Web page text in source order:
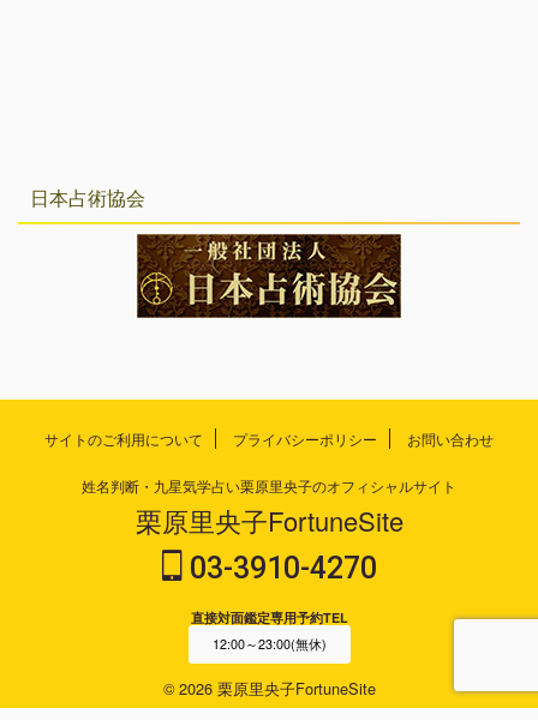
日本占術協会
サイトのご利用について プライバシーポリシー お問い合わせ
姓名判断・九星気学占い栗原里央子のオフィシャルサイト
栗原里央子FortuneSite
03-3910-4270
直接対面鑑定専用予約TEL
12:00～23:00(無休)
© 2026 栗原里央子FortuneSite